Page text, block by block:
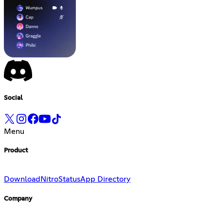
Social
Menu
Product
Download NitroStatusApp Directory
Company